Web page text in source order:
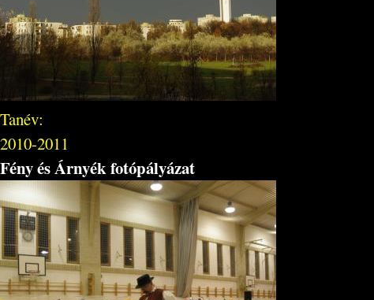
Tanév:
2010-2011
Fény és Árnyék fotópályázat